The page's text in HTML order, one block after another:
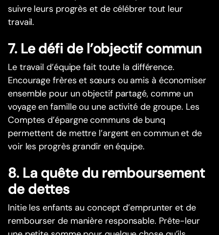
suivre leurs progrès et de célébrer tout leur
travail.
7. Le défi de l’objectif commun
Le travail d’équipe fait toute la différence.
Encourage frères et sœurs ou amis à économiser
ensemble pour un objectif partagé, comme un
voyage en famille ou une activité de groupe. Les
Comptes d’épargne communs de bunq
permettent de mettre l’argent en commun et de
voir les progrès grandir en équipe.
8. La quête du remboursement
de dettes
Initie les enfants au concept d’emprunter et de
rembourser de manière responsable. Prête-leur